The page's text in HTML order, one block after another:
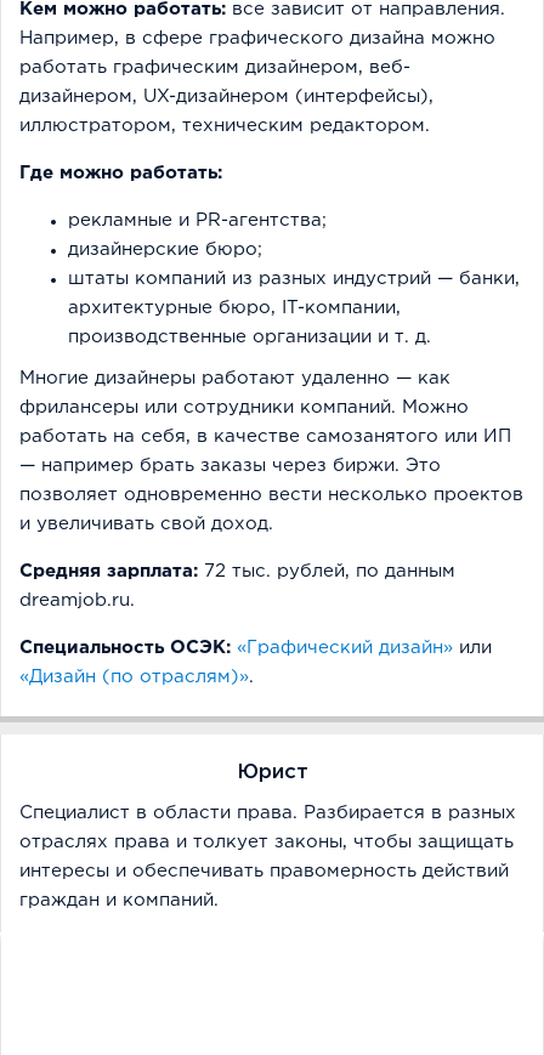
Кем можно работать: все зависит от направления.
Например, в сфере графического дизайна можно
работать графическим дизайнером, веб-
дизайнером, UX-дизайнером (интерфейсы),
иллюстратором, техническим редактором.
Где можно работать:
рекламные и PR-агентства;
дизайнерские бюро;
штаты компаний из разных индустрий — банки,
архитектурные бюро, IT-компании,
производственные организации и т. д.
Многие дизайнеры работают удаленно — как
фрилансеры или сотрудники компаний. Можно
работать на себя, в качестве самозанятого или ИП
— например брать заказы через биржи. Это
позволяет одновременно вести несколько проектов
и увеличивать свой доход.
Средняя зарплата: 72 тыс. рублей, по данным
dreamjob.ru.
Специальность ОСЭК: «Графический дизайн» или
«Дизайн (по отраслям)».
Юрист
Специалист в области права. Разбирается в разных
отраслях права и толкует законы, чтобы защищать
интересы и обеспечивать правомерность действий
граждан и компаний.